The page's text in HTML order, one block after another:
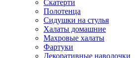
Скатерти
Полотенца
Сидушки на стулья
Халаты домашние
Махровые халаты
Фартуки
Декоративные наволочки